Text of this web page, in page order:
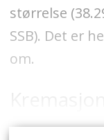
størrelse
SSB). Det er
om.